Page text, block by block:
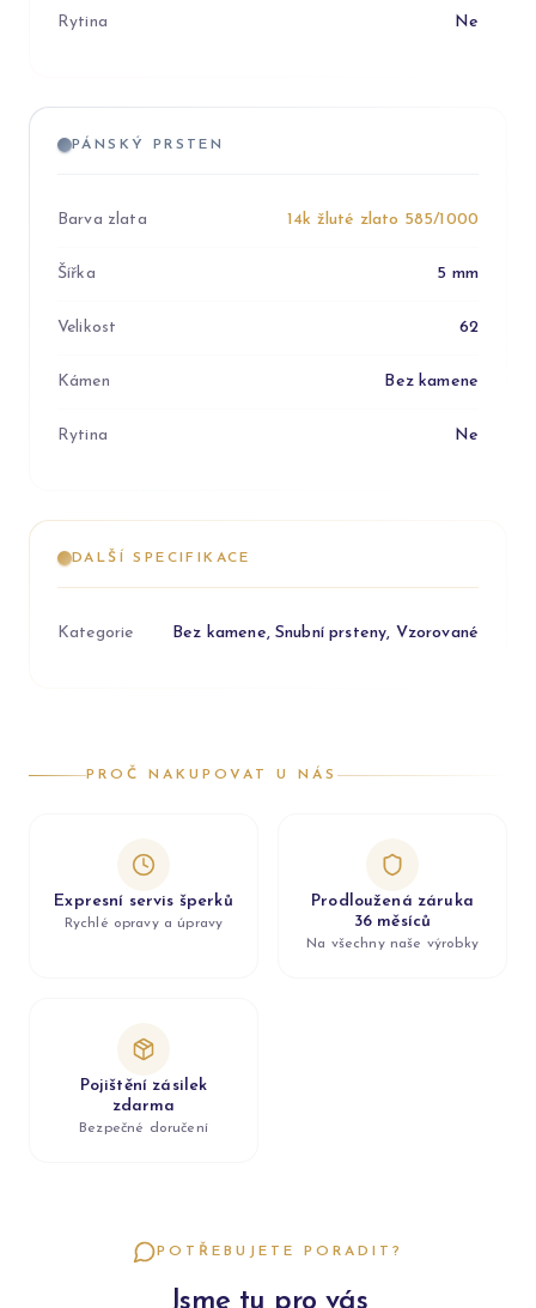
Rytina Ne
PÁNSKÝ PRSTEN
Barva zlata 14k žluté zlato 585/1000
Šířka 5 mm
Velikost 62
Kámen Bez kamene
Rytina Ne
DALŠÍ SPECIFIKACE
Kategorie Bez kamene, Snubní prsteny, Vzorované
PROČ NAKUPOVAT U NÁS
Expresní servis šperků
Rychlé opravy a úpravy
Prodloužená záruka
36 měsíců
Na všechny naše výrobky
Pojištění zásilek
zdarma
Bezpečné doručení
POTŘEBUJETE PORADIT?
Jsme tu pro vás